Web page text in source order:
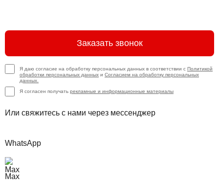
Заказать звонок
Я даю согласие на обработку персональных данных в соответствии с Политикой
обработки персональных данных и Согласием на обработку персональных
данных.
Я согласен получать рекламные и информационные материалы
Или свяжитесь с нами через мессенджер
WhatsApp
Max